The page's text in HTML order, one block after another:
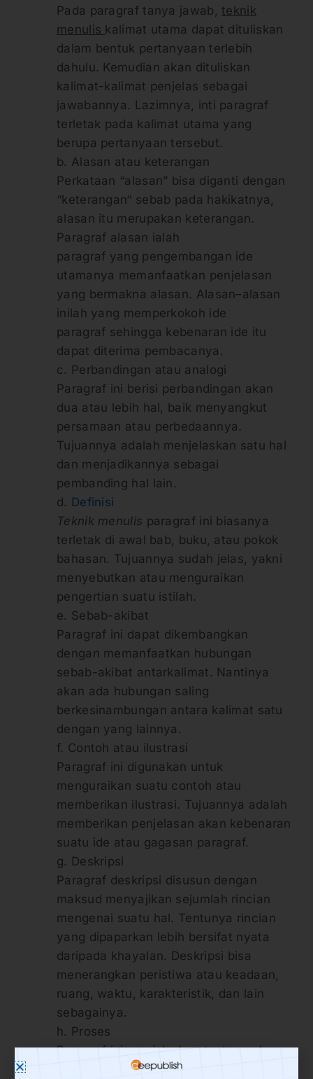
Pada paragraf tanya jawab,teknik
menulis kalimat utama dapat dituliskan
dalam bentuk pertanyaan terlebih
dahulu. Kemudian akan dituliskan
kalimat-kalimat penjelas sebagai
jawabannya. Lazimnya, inti paragraf
terletak pada kalimat utama yang
berupa pertanyaan tersebut.
b. Alasan atau keterangan
Perkataan “alasan” bisa diganti dengan
“keterangan“ sebab pada hakikatnya,
alasan itu merupakan keterangan.
Paragraf alasan ialah
paragraf yang pengembangan ide
utamanya memanfaatkan penjelasan
yang bermakna alasan. Alasan–alasan
inilah yang memperkokoh ide
paragraf sehingga kebenaran ide itu
dapat diterima pembacanya.
c. Perbandingan atau analogi
Paragraf ini berisi perbandingan akan
dua atau lebih hal, baik menyangkut
persamaan atau perbedaannya.
Tujuannya adalah menjelaskan satu hal
dan menjadikannya sebagai
pembanding hal lain.
d. Definisi
Teknik menulis paragraf ini biasanya
terletak di awal bab, buku, atau pokok
bahasan. Tujuannya sudah jelas, yakni
menyebutkan atau menguraikan
pengertian suatu istilah.
e. Sebab-akibat
Paragraf ini dapat dikembangkan
dengan memanfaatkan hubungan
sebab-akibat antarkalimat. Nantinya
akan ada hubungan saling
berkesinambungan antara kalimat satu
dengan yang lainnya.
f. Contoh atau ilustrasi
Paragraf ini digunakan untuk
menguraikan suatu contoh atau
memberikan ilustrasi. Tujuannya adalah
memberikan penjelasan akan kebenaran
suatu ide atau gagasan paragraf.
g. Deskripsi
Paragraf deskripsi disusun dengan
maksud menyajikan sejumlah rincian
mengenai suatu hal. Tentunya rincian
yang dipaparkan lebih bersifat nyata
daripada khayalan. Deskripsi bisa
menerangkan peristiwa atau keadaan,
ruang, waktu, karakteristik, dan lain
sebagainya.
h. Proses
Paragraf ini menjelaskan tentang alur
terjadi atau proses bekerjanya sesuatu.